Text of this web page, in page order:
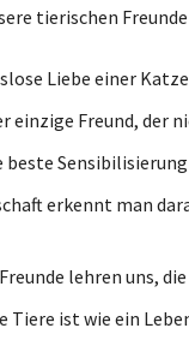
tierischen
Liebe einer
einzige Freund, der
beste
erkennt man
lehren uns,
Tiere ist wie ein